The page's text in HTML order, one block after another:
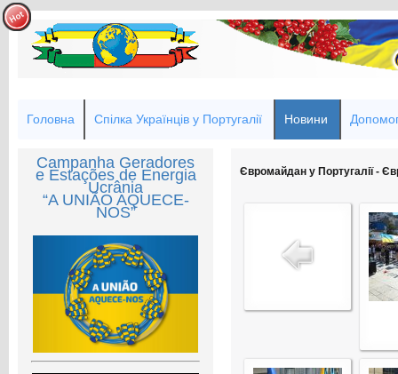
Головна Спілка Українців у Португалії Новини
Campanha Geradores
e Estações de Energia
Ucrânia
“A UNIÃO AQUECE-
NOS”
Євромайдан у Португалії -